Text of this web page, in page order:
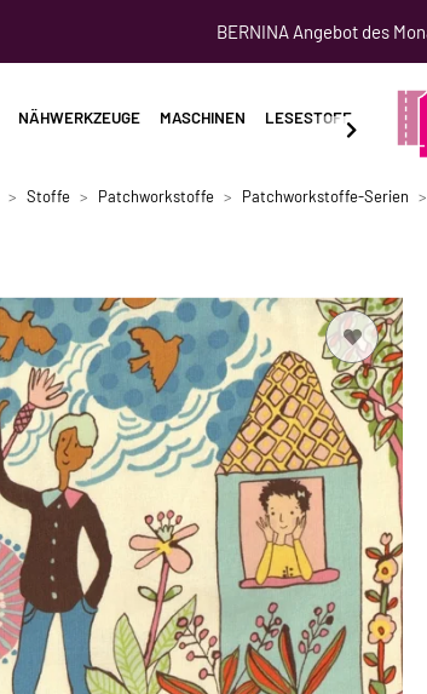
BERNINA Angebot des
NÄHWERKZEUGE MASCHINEN LESESTOFF
Stoffe Patchworkstoffe Patchworkstoffe-Serien